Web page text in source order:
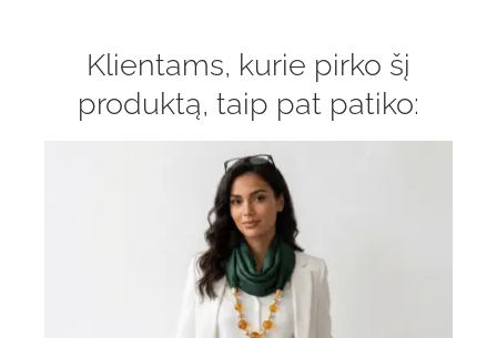
Klientams, kurie pirko šį
produktą, taip pat patiko: